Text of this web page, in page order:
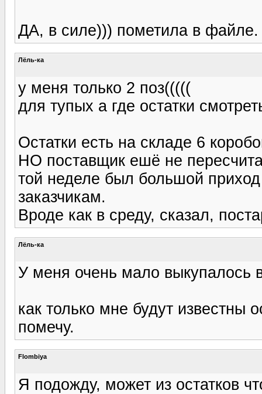
ДА, в силе))) пометила в файле.
Лёль-ка
у меня только 2 поз(((((
для тупых а где остатки
Остатки есть на складе 6
НО поставщик ешё не
той неделе был большой
заказчикам.
Вроде как в среду, сказал,
Лёль-ка
У меня очень мало выкупалось
как только мне будут известны
помечу.
Flombiya
Я подожду, может из остатков